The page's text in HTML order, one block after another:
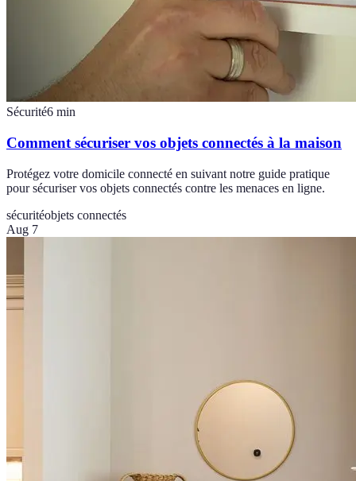
Sécurité6 min
Comment sécuriser vos objets connectés à la maison
Protégez votre domicile connecté en suivant notre guide pratique
pour sécuriser vos objets connectés contre les menaces en ligne.
sécuritéobjets connectés
Aug 7